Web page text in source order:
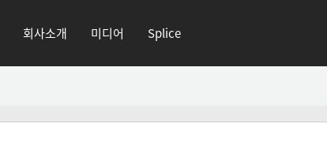
회사소개 미디어 Splice